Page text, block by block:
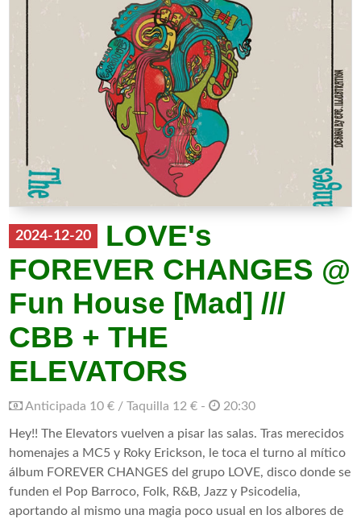
2024-12-20
LOVE's
FOREVER CHANGES @
Fun House [Mad] ///
CBB + THE
ELEVATORS
Anticipada 10 € / Taquilla 12 € - 20:30
Hey!! The Elevators vuelven a pisar las salas. Tras merecidos
homenajes a MC5 y Roky Erickson, le toca el turno al mítico
álbum FOREVER CHANGES del grupo LOVE, disco donde se
funden el Pop Barroco, Folk, R&B, Jazz y Psicodelia,
aportando al mismo una magia poco usual en los albores de